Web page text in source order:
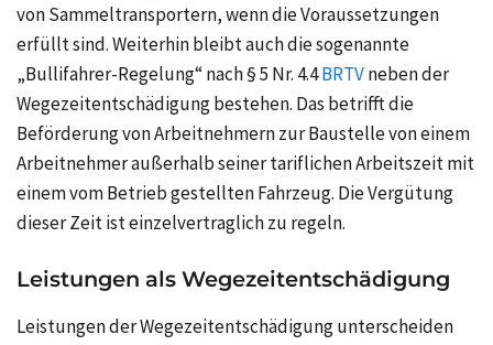
von Sammeltransportern, wenn die Voraussetzungen
erfüllt sind. Weiterhin bleibt auch die sogenannte
„Bullifahrer-Regelung“ nach § 5 Nr. 4.4BRTVneben der
Wegezeitentschädigung bestehen. Das betrifft die
Beförderung von Arbeitnehmern zur Baustelle von einem
Arbeitnehmer außerhalb seiner tariflichen Arbeitszeit mit
einem vom Betrieb gestellten Fahrzeug. Die Vergütung
dieser Zeit ist einzelvertraglich zu regeln.
Leistungen als Wegezeitentschädigung
Leistungen der Wegezeitentschädigung unterscheiden